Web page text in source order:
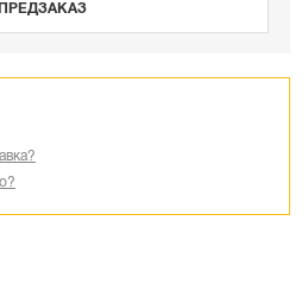
ПРЕДЗАКАЗ